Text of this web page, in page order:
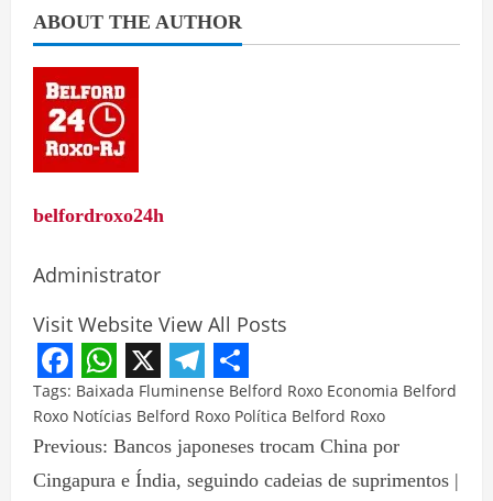
ABOUT THE AUTHOR
belfordroxo24h
Administrator
Visit Website View All Posts
Facebook
WhatsApp
X Telegram
Share
Tags: Baixada Fluminense Belford Roxo Economia Belford
Roxo Notícias Belford Roxo Política Belford Roxo
Previous: Bancos japoneses trocam China por
Cingapura e Índia, seguindo cadeias de suprimentos |